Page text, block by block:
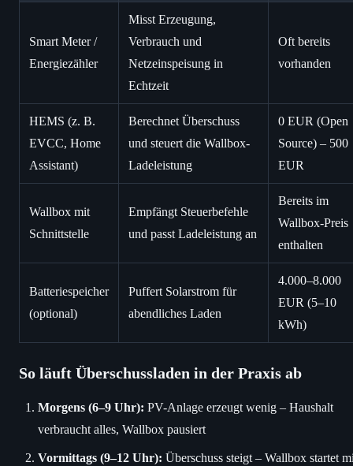
Smart Meter /
Energiezähler
Misst Erzeugung,
Verbrauch und
Netzeinspeisung in
Echtzeit
Oft bereits
vorhanden
HEMS (z. B.
EVCC, Home
Assistant)
Berechnet Überschuss
und steuert die Wallbox-
Ladeleistung
0 EUR (Open
Source) – 500
EUR
Wallbox mit
Schnittstelle
Empfängt Steuerbefehle
und passt Ladeleistung an
Bereits im
Wallbox-Preis
enthalten
Batteriespeicher
(optional)
Puffert Solarstrom für
abendliches Laden
4.000–8.000
EUR (5–10
kWh)
So läuft Überschussladen in der Praxis ab
Morgens (6–9 Uhr): PV-Anlage erzeugt wenig – Haushalt
verbraucht alles, Wallbox pausiert
Vormittags (9–12 Uhr): Überschuss steigt – Wallbox startet